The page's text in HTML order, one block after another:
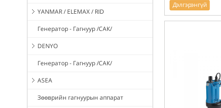
YANMAR / ELEMAX / RID
Генератор - Гагнуур /САК/
DENYO
Генератор - Гагнуур /САК/
ASEA
Зөөврийн гагнуурын аппарат
Дэлгэрэнгүй